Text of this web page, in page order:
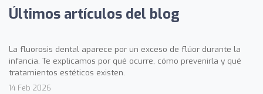
Últimos artículos del blog
La fluorosis dental aparece por un exceso de flúor durante la
infancia. Te explicamos por qué ocurre, cómo prevenirla y qué
tratamientos estéticos existen.
14 Feb 2026